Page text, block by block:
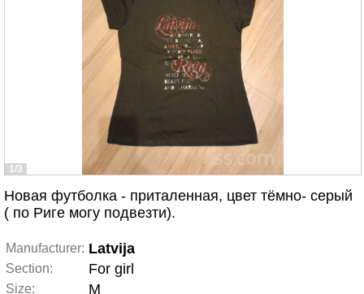
1/3
Новая футболка - приталенная, цвет тёмно- серый
( по Риге могу подвезти).
Manufacturer: Latvija
Section: For girl
Size: M